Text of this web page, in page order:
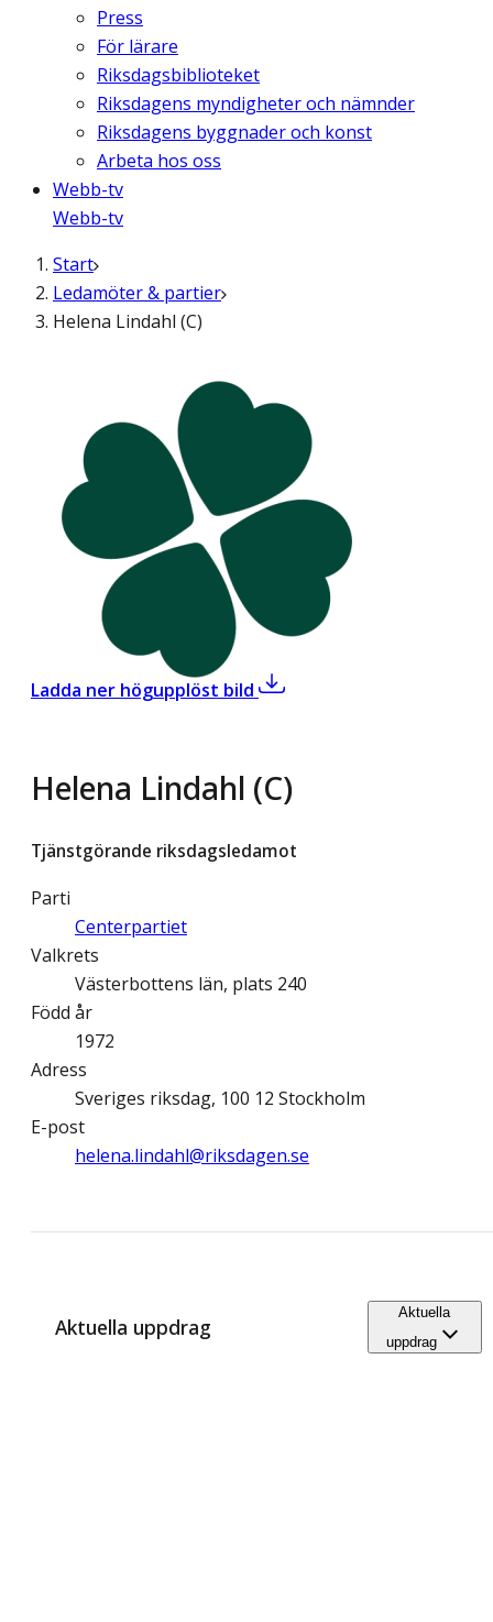
Press
För lärare
Riksdagsbiblioteket
Riksdagens myndigheter och nämnder
Riksdagens byggnader och konst
Arbeta hos oss
Webb-tv
Webb-tv
Start
Ledamöter & partier
Helena Lindahl (C)
Ladda ner högupplöst bild ,Helena Lindahl (C)
Helena Lindahl (C)
Tjänstgörande riksdagsledamot
Parti
Centerpartiet
Valkrets
Västerbottens län, plats 240
Född år
1972
Adress
Sveriges riksdag, 100 12 Stockholm
E-post
helena.lindahl@­riksdagen.se
Aktuella uppdrag
Aktuella
uppdrag